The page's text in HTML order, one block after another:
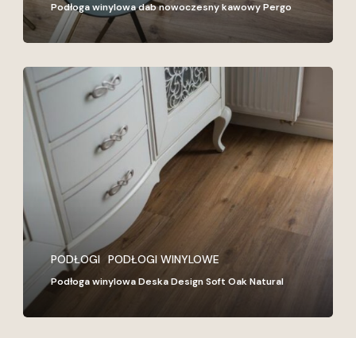
Podłoga winylowa dab nowoczesny kawowy Pergo
Podłoga
winylowa
Deska
Design
Soft
Natural
PODŁOGI PODŁOGI WINYLOWE
Podłoga winylowa Deska Design Soft Oak Natural